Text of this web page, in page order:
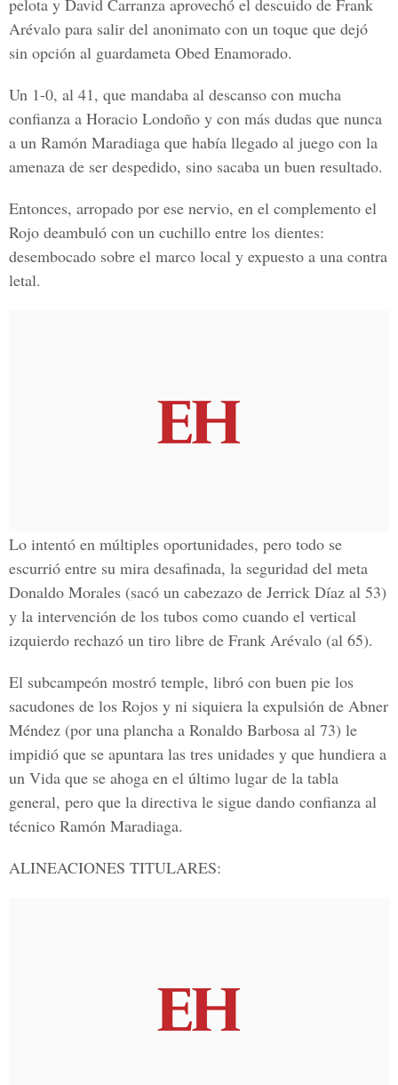
pelota y David Carranza aprovechó el descuido de Frank
Arévalo para salir del anonimato con un toque que dejó
sin opción al guardameta Obed Enamorado.
Un 1-0, al 41, que mandaba al descanso con mucha
confianza a Horacio Londoño y con más dudas que nunca
a un Ramón Maradiaga que había llegado al juego con la
amenaza de ser despedido, sino sacaba un buen resultado.
Entonces, arropado por ese nervio, en el complemento el
Rojo deambuló con un cuchillo entre los dientes:
desembocado sobre el marco local y expuesto a una contra
letal.
Lo intentó en múltiples oportunidades, pero todo se
escurrió entre su mira desafinada, la seguridad del meta
Donaldo Morales (sacó un cabezazo de Jerrick Díaz al 53)
y la intervención de los tubos como cuando el vertical
izquierdo rechazó un tiro libre de Frank Arévalo (al 65).
El subcampeón mostró temple, libró con buen pie los
sacudones de los Rojos y ni siquiera la expulsión de Abner
Méndez (por una plancha a Ronaldo Barbosa al 73) le
impidió que se apuntara las tres unidades y que hundiera a
un Vida que se ahoga en el último lugar de la tabla
general, pero que la directiva le sigue dando confianza al
técnico Ramón Maradiaga.
ALINEACIONES TITULARES: